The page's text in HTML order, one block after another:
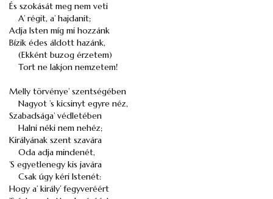
És szokását meg nem veti
A’ régit, a’ hajdanit;
Adja Isten míg mi hozzánk
Bízik édes áldott hazánk,
(Ekként buzog érzetem)
Tort ne lakjon nemzetem!
Melly törvénye’ szentségében
Nagyot ’s kicsinyt egyre néz,
Szabadsága’ védletében
Halni néki nem nehéz;
Királyának szent szavára
Oda adja mindenét,
’S egyetlenegy kis javára
Csak úgy kéri Istenét:
Hogy a’ király’ fegyveréért